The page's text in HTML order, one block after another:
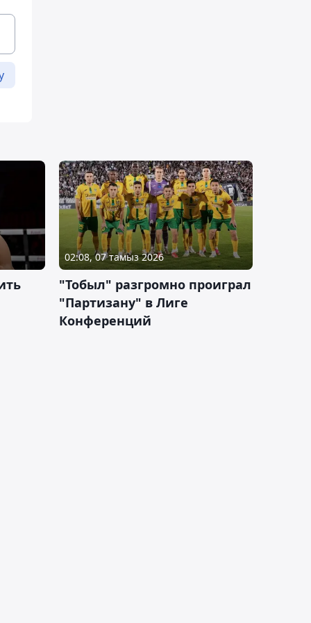
02:08, 07 тамыз 2026
"Тобыл" разгромно проиграл
"Партизану" в Лиге
Конференций